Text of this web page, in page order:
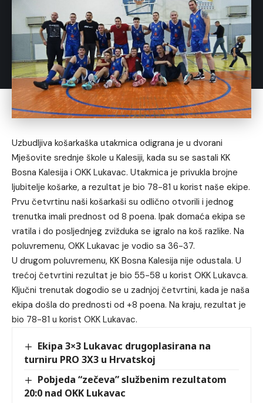
Uzbudljiva košarkaška utakmica odigrana je u dvorani
Mješovite srednje škole u Kalesiji, kada su se sastali KK
Bosna Kalesija i OKK Lukavac. Utakmica je privukla brojne
ljubitelje košarke, a rezultat je bio 78-81 u korist naše ekipe.
Prvu četvrtinu naši košarkaši su odlično otvorili i jednog
trenutka imali prednost od 8 poena. Ipak domaća ekipa se
vratila i do posljednjeg zvižduka se igralo na koš razlike. Na
poluvremenu, OKK Lukavac je vodio sa 36-37.
U drugom poluvremenu, KK Bosna Kalesija nije odustala. U
trećoj četvrtini rezultat je bio 55-58 u korist OKK Lukavca.
Ključni trenutak dogodio se u zadnjoj četvrtini, kada je naša
ekipa došla do prednosti od +8 poena. Na kraju, rezultat je
bio 78-81 u korist OKK Lukavac.
Ekipa 3×3 Lukavac drugoplasirana na
turniru PRO 3X3 u Hrvatskoj
Pobjeda “zečeva” službenim rezultatom
20:0 nad OKK Lukavac